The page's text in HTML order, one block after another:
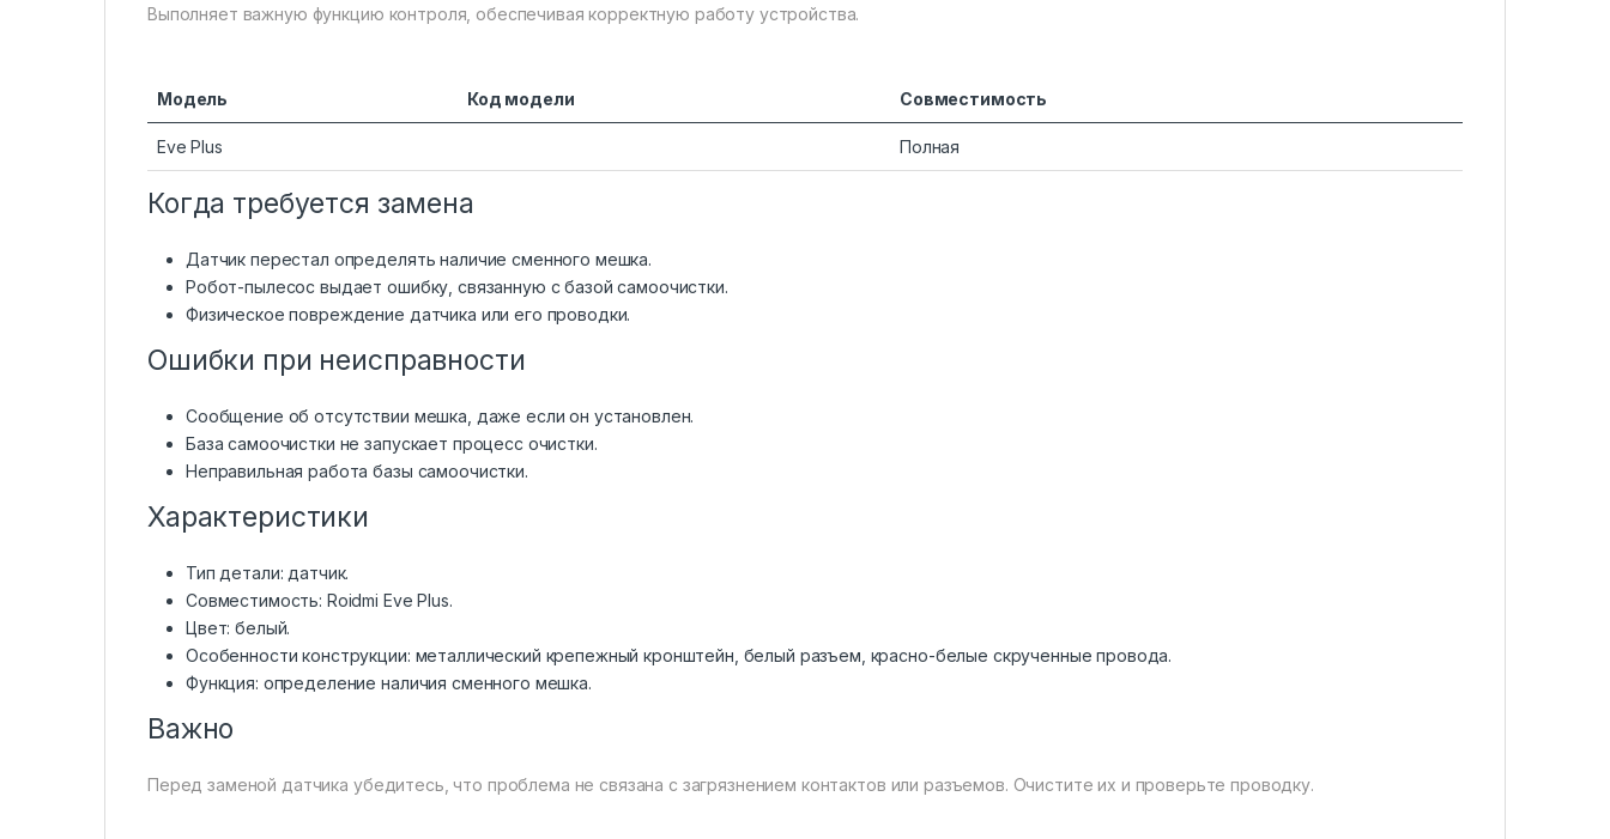
Выполняет важную функцию контроля, обеспечивая корректную работу устройства.
Модель Код модели Совместимость
Eve Plus Полная
Когда требуется замена
Датчик перестал определять наличие сменного мешка.
Робот-пылесос выдает ошибку, связанную с базой самоочистки.
Физическое повреждение датчика или его проводки.
Ошибки при неисправности
Сообщение об отсутствии мешка, даже если он установлен.
База самоочистки не запускает процесс очистки.
Неправильная работа базы самоочистки.
Характеристики
Тип детали: датчик.
Совместимость: Roidmi Eve Plus.
Цвет: белый.
Особенности конструкции: металлический крепежный кронштейн, белый разъем, красно-белые скрученные провода.
Функция: определение наличия сменного мешка.
Важно
Перед заменой датчика убедитесь, что проблема не связана с загрязнением контактов или разъемов. Очистите их и проверьте проводку.